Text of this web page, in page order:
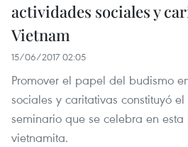
actividades sociales y
Vietnam
15/06/2017 02:05
Promover el papel del budismo
sociales y caritativas constituyó
seminario que se celebra en
vietnamita.